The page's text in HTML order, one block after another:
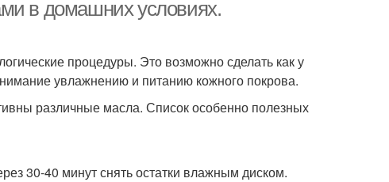
в домашних условиях.
процедуры. Это возможно сделать как у
увлажнению и питанию кожного покрова.
различные масла. Список особенно полезных
30-40 минут снять остатки влажным диском.